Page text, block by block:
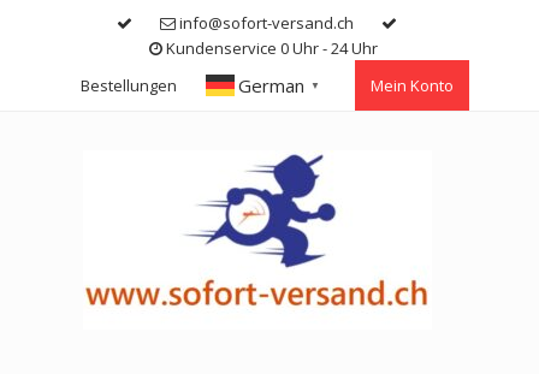
info@sofort-versand.ch
Kundenservice 0 Uhr - 24 Uhr
Bestellungen
German ▼ Mein Konto